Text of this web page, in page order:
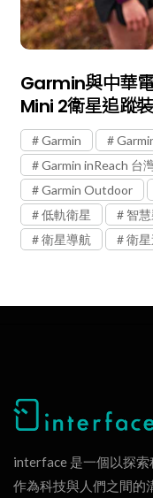
Garmin與中華
Mini 2衛星追蹤
Garmin
Garmin inReach 台
Garmin Outdoor
低軌衛星
智
衛星導航
衛
interface 是一個以探
作為科技與人們之間的